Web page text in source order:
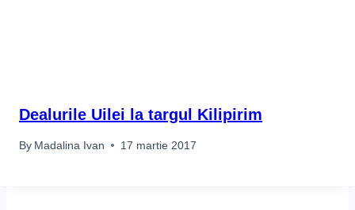
Dealurile Uilei la targul Kilipirim
By Madalina Ivan 17 martie 2017